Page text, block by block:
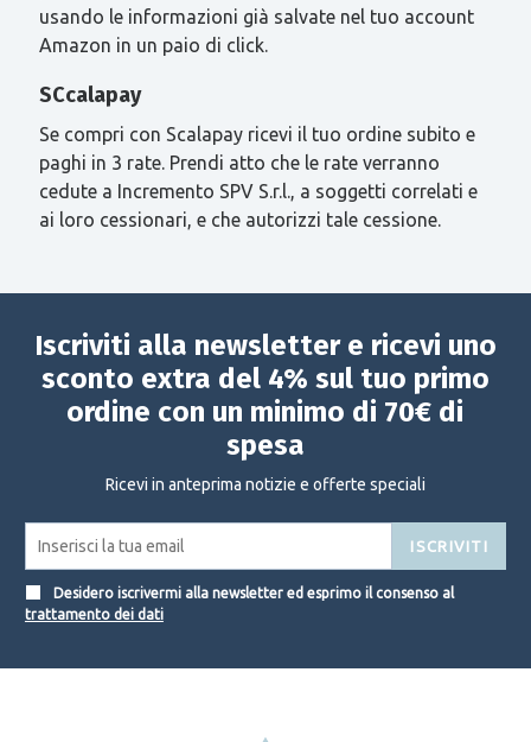
usando le informazioni già salvate nel tuo account
Amazon in un paio di click.
SCcalapay
Se compri con Scalapay ricevi il tuo ordine subito e
paghi in 3 rate. Prendi atto che le rate verranno
cedute a Incremento SPV S.r.l., a soggetti correlati e
ai loro cessionari, e che autorizzi tale cessione.
Iscriviti alla newsletter e ricevi uno
sconto extra del 4% sul tuo primo
ordine con un minimo di 70€ di
spesa
Ricevi in anteprima notizie e offerte speciali
ISCRIVITI
Desidero iscrivermi alla newsletter ed esprimo il consenso al
trattamento dei dati